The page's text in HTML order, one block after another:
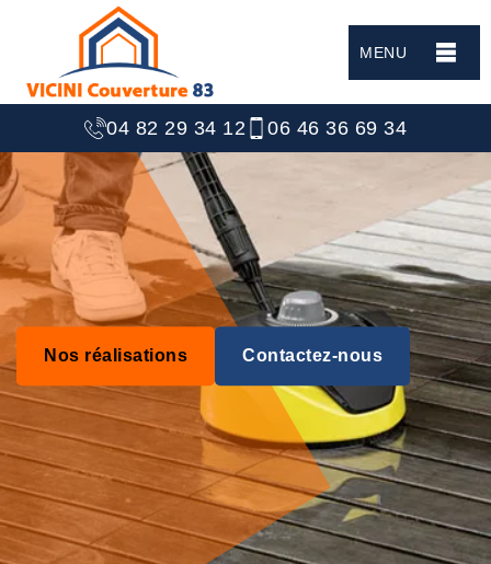
MENU
04 82 29 34 12 06 46 36 69 34
Nos réalisations Contactez-nous